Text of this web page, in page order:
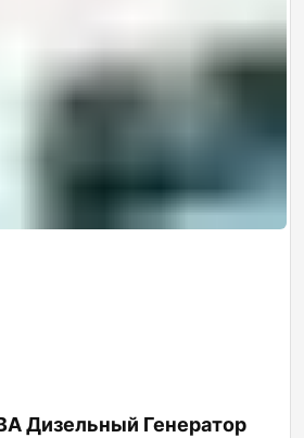
Дизельный Генератор